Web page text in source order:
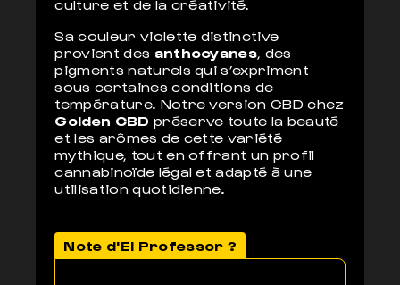
culture et de la créativité.
Sa couleur violette distinctive
provient des anthocyanes , des
pigments naturels qui s’expriment
sous certaines conditions de
température. Notre version CBD chez
Golden CBD préserve toute la beauté
et les arômes de cette variété
mythique, tout en offrant un profil
cannabinoïde légal et adapté à une
utilisation quotidienne.
Note d'El Professor ?